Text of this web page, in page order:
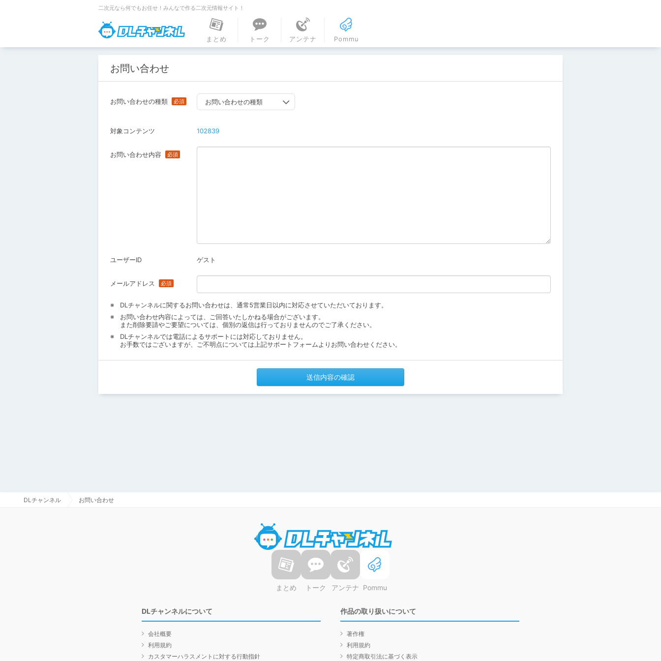
二次元なら何でもお任せ！みんなで作る二次元情報サイト！
DLチャンネル
まとめ
トーク アンテナ Pommu
お問い合わせ
お問い合わせの種類 お問い合わせの種類
対象コンテンツ 102839
お問い合わせ内容
ユーザーID ゲスト
メールアドレス
DLチャンネルに関するお問い合わせは、通常5営業日以内に対応させていただいております。
お問い合わせ内容によっては、ご回答いたしかねる場合がございます。
また削除要請やご要望については、個別の返信は行っておりませんのでご了承ください。
DLチャンネルでは電話によるサポートには対応しておりません。
お手数ではございますが、ご不明点については上記サポートフォームよりお問い合わせください。
送信内容の確認
DLチャンネル お問い合わせ
まとめ トーク アンテナ Pommu
DLチャンネルについて
会社概要
利用規約
カスタマーハラスメントに対する行動指針
作品の取り扱いについて
著作権
利用規約
特定商取引法に基づく表示